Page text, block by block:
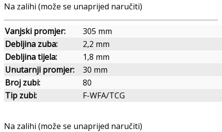
Na zalihi (može se unaprijed naručiti)
Vanjski promjer:
305 mm
Debljina zuba:
2,2 mm
Debljina tijela:
1,8 mm
Unutarnji promjer:
30 mm
Broj zubi:
80
Tip zubi:
F-WFA/TCG
Na zalihi (može se unaprijed naručiti)